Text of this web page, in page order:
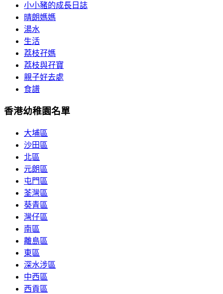
小小豬的成長日誌
晴朗媽媽
湯水
生活
荔枝孖媽
荔枝與孖寶
親子好去處
食譜
香港幼稚園名單
大埔區
沙田區
北區
元朗區
屯門區
荃灣區
葵青區
灣仔區
南區
離島區
東區
深水涉區
中西區
西貢區